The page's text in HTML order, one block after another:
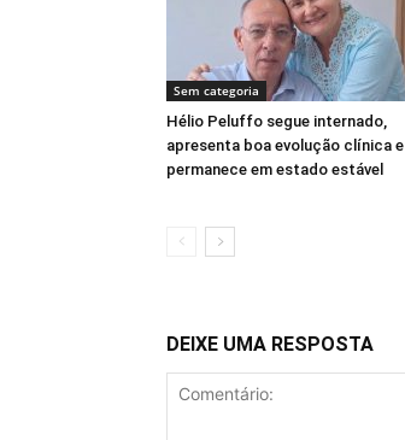
Sem categoria
Hélio Peluffo segue internado,
apresenta boa evolução clínica e
permanece em estado estável
DEIXE UMA RESPOSTA